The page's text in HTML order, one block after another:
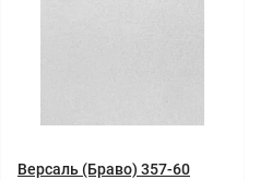
Версаль (Браво) 357-60